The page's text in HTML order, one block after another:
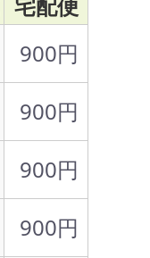
900円
900円
900円
900円